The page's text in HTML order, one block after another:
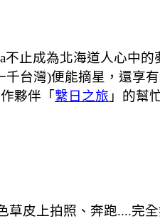
止成為北海道人心中
台灣)便能摘星，還享
夥伴「繫日之旅 」的幫
皮上拍照、奔跑....完